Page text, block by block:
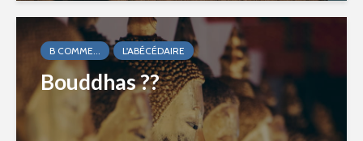
B COMME... L'ABÉCÉDAIRE
Bouddhas ??